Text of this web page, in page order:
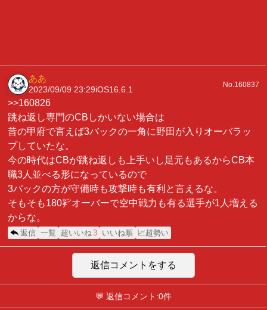
ああ
2023/09/09 23:29iOS16.6.1
No.160837
>>160826
跳ね返し専門のCBしかいない場合は
昔の甲府で言えば3バックの一角に野田が入りオーバラッ
プしていたな。
今の時代はCBが跳ね返しも上手いし足元もあるからCB本
職3人並べる形になっているので
3バックの方が守備時も攻撃時も有利と言えるな。
そもそも180㌢オーバーで空中戦力も有る選手が1人増える
からな。
返信 一覧 超いいね3 いいね順 📈超勢い
返信コメントをする
💬 返信コメント:0件